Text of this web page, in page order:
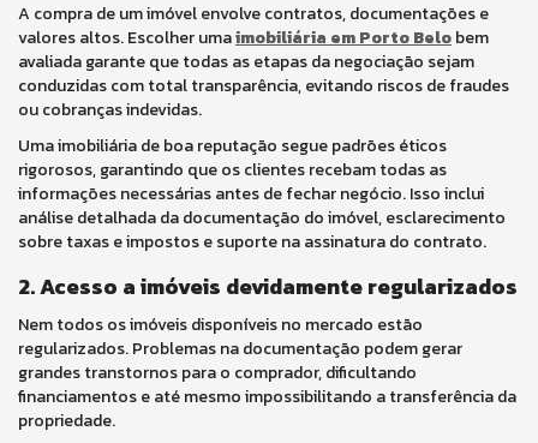
A compra de um imóvel envolve contratos, documentações e
valores altos. Escolher umaimobiliária em Porto Belobem
avaliada garante que todas as etapas da negociação sejam
conduzidas com total transparência, evitando riscos de fraudes
ou cobranças indevidas.
Uma imobiliária de boa reputação segue padrões éticos
rigorosos, garantindo que os clientes recebam todas as
informações necessárias antes de fechar negócio. Isso inclui
análise detalhada da documentação do imóvel, esclarecimento
sobre taxas e impostos e suporte na assinatura do contrato.
2. Acesso a imóveis devidamente regularizados
Nem todos os imóveis disponíveis no mercado estão
regularizados. Problemas na documentação podem gerar
grandes transtornos para o comprador, dificultando
financiamentos e até mesmo impossibilitando a transferência da
propriedade.